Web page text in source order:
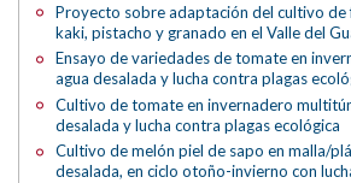
Proyecto sobre adaptación del cultivo de
kaki, pistacho y granado en el Valle del
Ensayo de variedades de tomate en
agua desalada y lucha contra plagas
Cultivo de tomate en invernadero
desalada y lucha contra plagas ecológica
Cultivo de melón piel de sapo en malla/
desalada, en ciclo otoño-invierno con